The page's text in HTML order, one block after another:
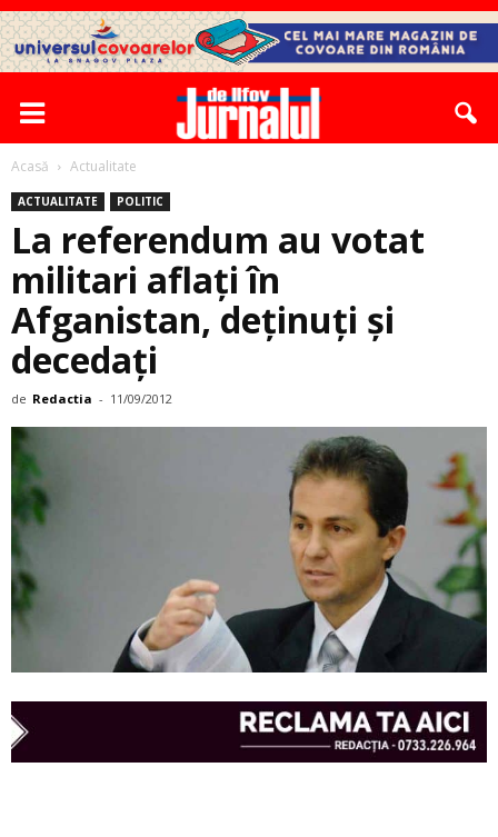
Acasă Actualitate
ACTUALITATE POLITIC
La referendum au votat
militari aflaţi în
Afganistan, deţinuţi și
decedaţi
de Redactia - 11/09/2012